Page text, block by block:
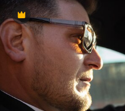
Premium